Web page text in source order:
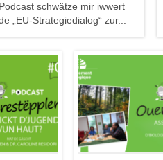
Podcast schwätze mir iwwert
„EU-Strategiedialog“ zur...